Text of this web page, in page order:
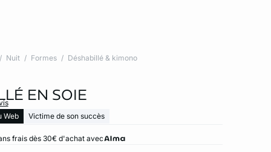
Nuit Formes Déshabillé & kimono
EN SOIE
Web Victime de son succès
frais dès 30€ d'achat avec